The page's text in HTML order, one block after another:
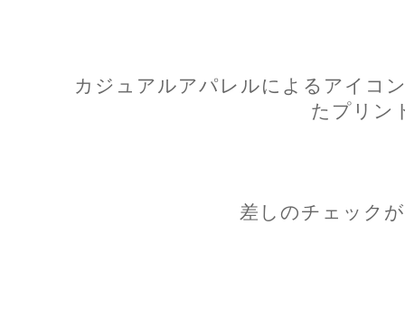
カジュアルアパレルによるアイコ
たプリン
差しのチェック